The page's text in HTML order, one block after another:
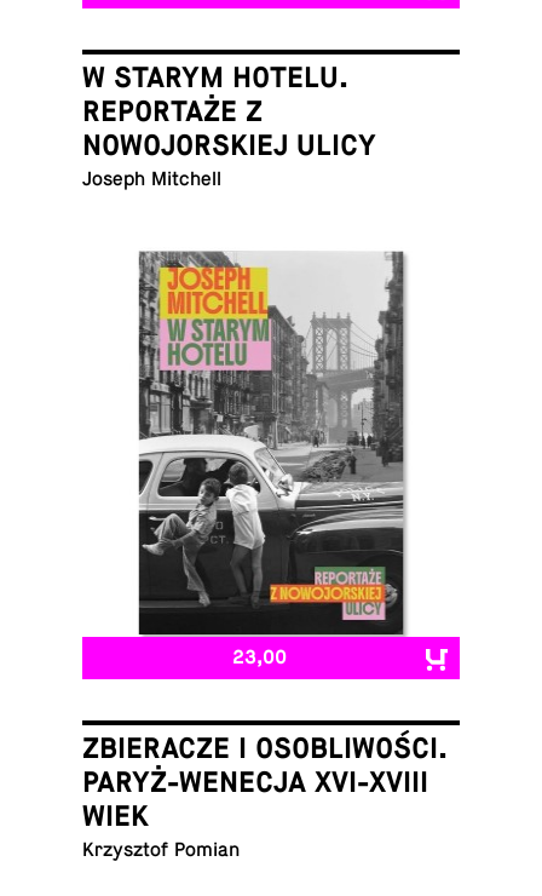
W STARYM HOTELU.
REPORTAŻE Z
NOWOJORSKIEJ ULICY
Joseph Mitchell
23,00
ZBIERACZE I OSOBLIWOŚCI.
PARYŻ-WENECJA XVI-XVIII
WIEK
Krzysztof Pomian